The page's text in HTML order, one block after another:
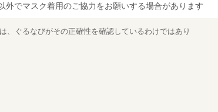
外でマスク着用のご協力をお願いする場合があります
、ぐるなびがその正確性を確認しているわけではあり